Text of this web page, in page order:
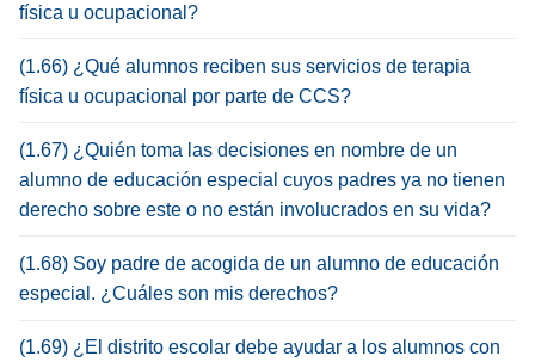
física u ocupacional?
(1.66) ¿Qué alumnos reciben sus servicios de terapia
física u ocupacional por parte de CCS?
(1.67) ¿Quién toma las decisiones en nombre de un
alumno de educación especial cuyos padres ya no tienen
derecho sobre este o no están involucrados en su vida?
(1.68) Soy padre de acogida de un alumno de educación
especial. ¿Cuáles son mis derechos?
(1.69) ¿El distrito escolar debe ayudar a los alumnos con